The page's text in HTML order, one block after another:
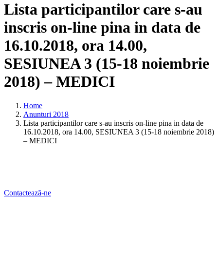
Lista participantilor care s-au
inscris on-line pina in data de
16.10.2018, ora 14.00,
SESIUNEA 3 (15-18 noiembrie
2018) – MEDICI
Home
Anunturi 2018
Lista participantilor care s-au inscris on-line pina in data de
16.10.2018, ora 14.00, SESIUNEA 3 (15-18 noiembrie 2018)
– MEDICI
Contactează-ne